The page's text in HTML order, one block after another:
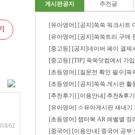
62
게시판공지 추천글
[유아영어] [공지]쑥쑥 워크시트
[유아영어] [공지]쑥쑥트리 구매
[중고등] [공지]네이버 페이 결제
[중고등] [TIP] 쑥쑥닷컴에서 가
[초등영어] [질문전 확인 필수]쑥
[초등영어] [공지]쑥쑥 게시판 활
[추천후기] [이용안내] 추천&후
[유아영어] ☆유아게시판 새내기
[초등영어] 챕터북 AR 레벨별 정
[중국어] [이용안내] 중국어 공부